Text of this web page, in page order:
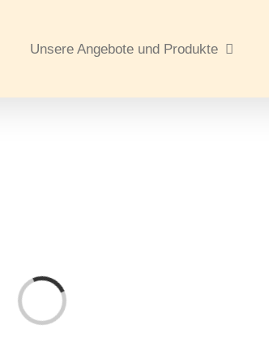
Unsere Angebote und Produkte
Laden...